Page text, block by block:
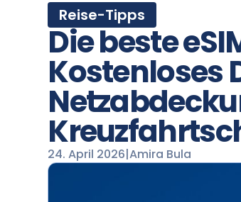
Reise-Tipps
Die beste
Kostenloses
24. April 2026|Amira Bula